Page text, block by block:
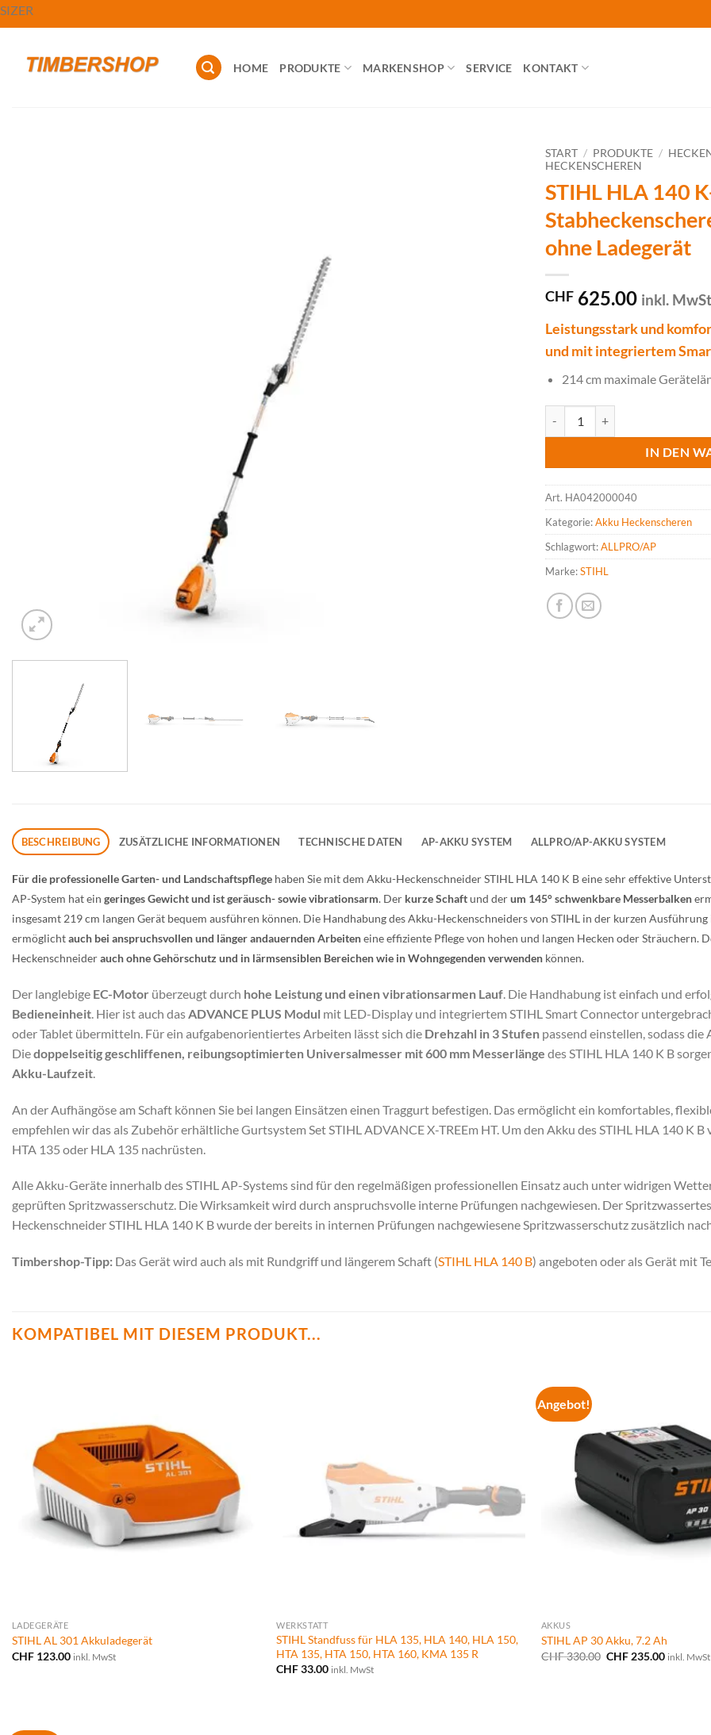
Zum
Inhalt
HOME PRODUKTE MARKENSHOP SERVICE KONTAKT
START / PRODUKTE /
HECKENSCHEREN
STIHL HLA 140
ohne Ladegerät
CHF 625.00 inkl. MwSt
Leistungsstark und
und mit integriertem
214 cm maximale
IN DEN
Art. HA042000040
Kategorie:Akku Heckenscheren
Schlagwort:ALLPRO/AP
Marke:STIHL
BESCHREIBUNG ZUSÄTZLICHE INFORMATIONEN TECHNISCHE DATEN AP-AKKU SYSTEM ALLPRO/AP-AKKU SYSTEM
Für die professionelle Garten- und Landschaftspflege haben Sie mit dem Akku-Heckenschneider STIHL HLA 140 K B eine sehr effektive
AP-System hat ein geringes Gewicht und ist geräusch- sowie vibrationsarm. Der kurze Schaftund derum 145° schwenkbare Messerbalken
insgesamt 219 cm langen Gerät bequem ausführen können. Die Handhabung des Akku-Heckenschneiders von STIHL in der kurzen Ausführung
ermöglichtauch bei anspruchsvollen und länger andauernden Arbeiteneine effiziente Pflege von hohen und langen Hecken oder Sträuchern.
Heckenschneiderauch ohne Gehörschutz und in lärmsensiblen Bereichen wie in Wohngegenden verwenden können.
Der langlebige EC-Motor überzeugt durch hohe Leistung und einen vibrationsarmen Lauf . Die Handhabung ist einfach und
Bedieneinheit . Hier ist auch das ADVANCE PLUS Modul mit LED-Display und integriertem STIHL Smart Connector
oder Tablet übermitteln. Für ein aufgabenorientiertes Arbeiten lässt sich die Drehzahl in 3 Stufen passend einstellen, sodass
Diedoppelseitig geschliffenen, reibungsoptimierten Universalmesser mit 600 mm Messerlänge des STIHL HLA 140 K B
Akku-Laufzeit
An der Aufhängöse am Schaft können Sie bei langen Einsätzen einen Traggurt befestigen. Das ermöglicht ein komfortables,
empfehlen wir das als Zubehör erhältliche Gurtsystem Set STIHL ADVANCE X-TREEm HT. Um den Akku des STIHL HLA 140 K
HTA 135 oder HLA 135 nachrüsten.
Alle Akku-Geräte innerhalb des STIHL AP-Systems sind für den regelmäßigen professionellen Einsatz auch unter widrigen
geprüften Spritzwasserschutz. Die Wirksamkeit wird durch anspruchsvolle interne Prüfungen nachgewiesen. Der
Heckenschneider STIHL HLA 140 K B wurde der bereits in internen Prüfungen nachgewiesene Spritzwasserschutz zusätzlich
Timbershop-Tipp: Das Gerät wird auch als mit Rundgriff und längerem Schaft (STIHL HLA 140 B) angeboten oder als Gerät mit
KOMPATIBEL MIT DIESEM PRODUKT...
LADEGERÄTE
STIHL AL 301 Akkuladegerät
CHF123.00 inkl. MwSt
WERKSTATT
STIHL Standfuss für HLA 135, HLA 140, HLA 150,
HTA 135, HTA 150, HTA 160, KMA 135 R
CHF33.00 inkl. MwSt
Angebot!
AKKUS
STIHL AP 30 Akku, 7.2 Ah
CHF330.00 Ursprünglicher
CHF 235.00Aktueller
inkl. MwSt
SIZER